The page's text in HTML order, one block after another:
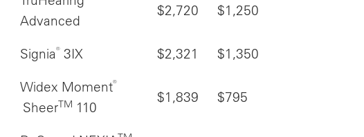
Advanced
$2,720 $1,250
Signia® 3IX $2,321
$1,350
Widex Moment®
SheerTM 110
$1,839 $795